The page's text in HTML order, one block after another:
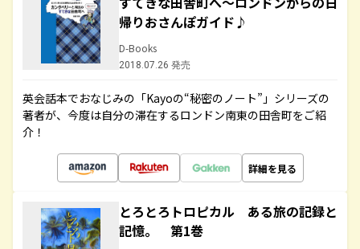
帰りおさんぽガイド♪
D-Books
2018.07.26 発売
英会話本でおなじみの「Kayoの“秘密のノート”」シリーズの
著者が、今度は自分の滞在するロンドン南東の田舎町をご紹
介！
詳細を見る
とろとろトロピカル ある旅の記録と
記憶。 第1巻